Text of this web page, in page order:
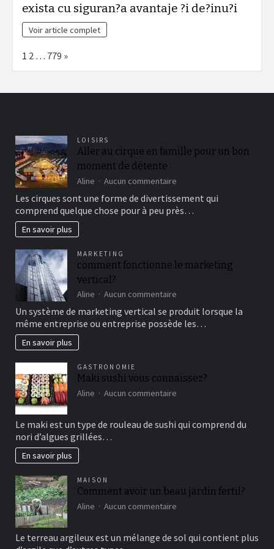
exista cu siguran?a avantaje ?i de?inu?i
Voir article complet
Page:
1 2 … 779 Next
»
LOISIRS
Aller au cirque en famille pour un bon
moment de détente
Aline Aucun commentaire
au
cirque
bon
Les cirques sont une forme de divertissement qui
comprend quelque chose pour à peu près…
En savoir plus
MARKETING
comment fonctionne le marketing
vertical?
Aline Aucun commentaire
fonctionne
le
Un système de marketing vertical se produit lorsque la
même entreprise ou entreprise possède les…
En savoir plus
GASTRONOMIE
Maki sushi vous connaissez?
Aline Aucun commentaire
vous
Le maki est un type de rouleau de sushi qui comprend du
nori d’algues grillées…
En savoir plus
MAISON
Comment avoir un beau jardin fertil?
Aline Aucun commentaire
un
Le terreau argileux est un mélange de sol qui contient plus